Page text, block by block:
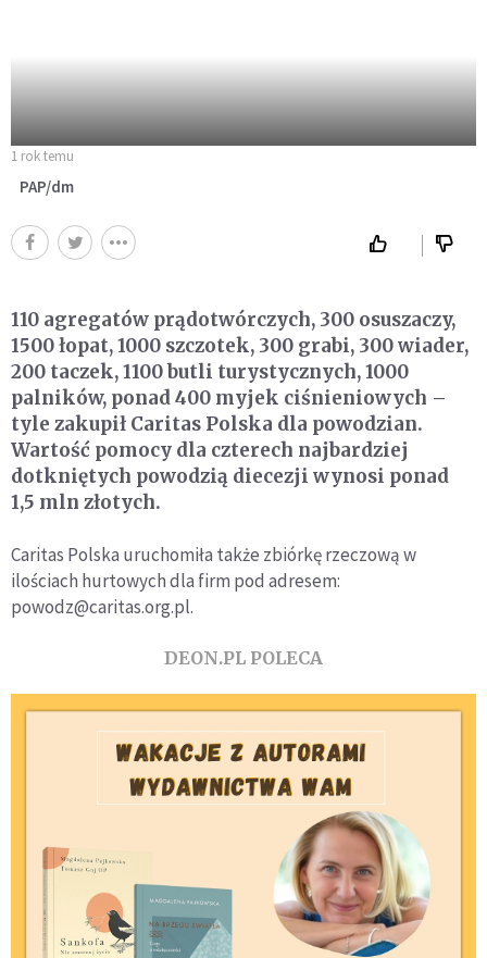
1 rok temu
PAP/dm
110 agregatów prądotwórczych, 300 osuszaczy,
1500 łopat, 1000 szczotek, 300 grabi, 300 wiader,
200 taczek, 1100 butli turystycznych, 1000
palników, ponad 400 myjek ciśnieniowych –
tyle zakupił Caritas Polska dla powodzian.
Wartość pomocy dla czterech najbardziej
dotkniętych powodzią diecezji wynosi ponad
1,5 mln złotych.
Caritas Polska uruchomiła także zbiórkę rzeczową w
ilościach hurtowych dla firm pod adresem:
powodz@caritas.org.pl.
DEON.PL POLECA